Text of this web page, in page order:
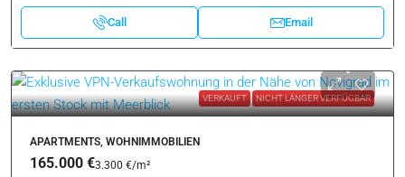
Call Email
VERKAUFT NICHT LÄNGER VERFÜGBAR
APARTMENTS, WOHNIMMOBILIEN
165.000 €3.300 €/m²